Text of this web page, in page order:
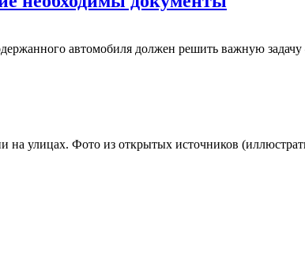
автомобиля должен решить важную задачу
улицах. Фото из открытых источников